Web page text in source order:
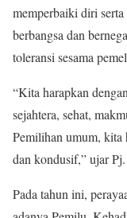
memperbaiki diri
berbangsa dan
toleransi sesama
“Kita harapkan
sejahtera, sehat,
Pemilihan umum, kita
dan kondusif,” ujar
Pada tahun ini,